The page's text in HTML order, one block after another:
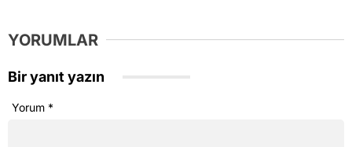
YORUMLAR
Bir yanıt yazın
Yorum *